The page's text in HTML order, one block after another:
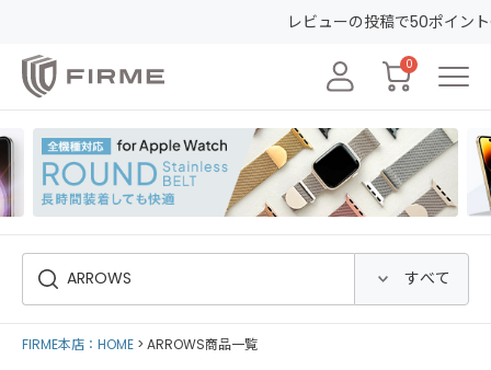
レビューの投稿で50ポイントGET&30日間安心保証
0
FIRME本店：HOME ARROWS商品一覧